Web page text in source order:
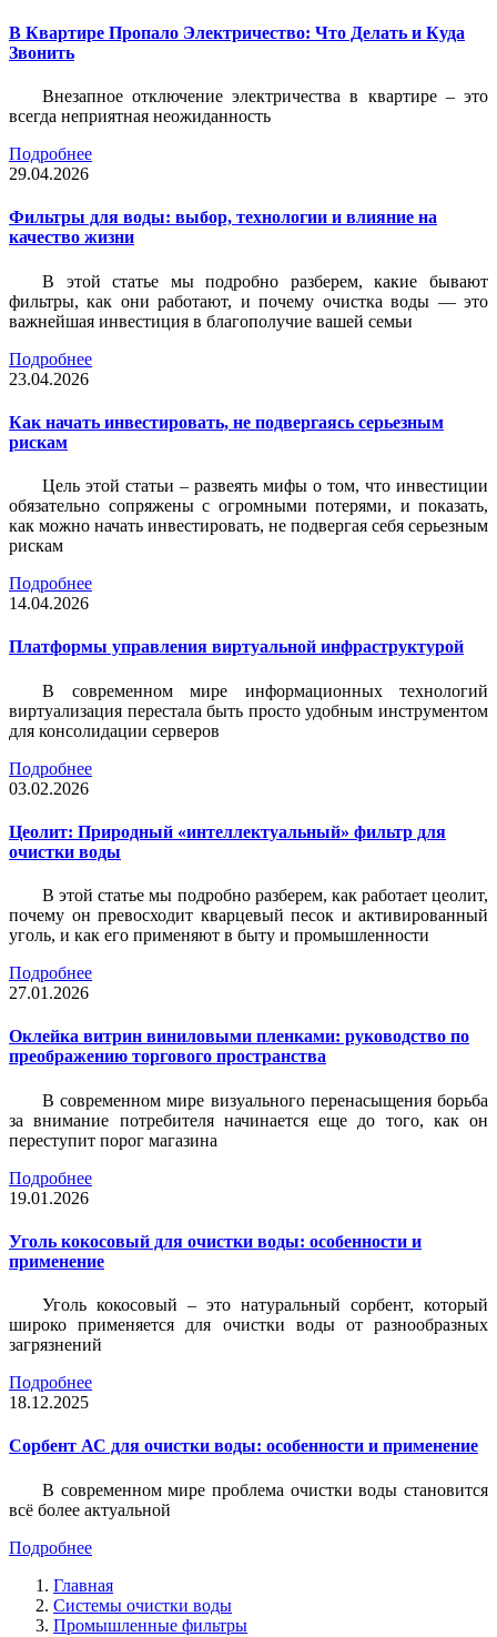
В Квартире Пропало Электричество: Что Делать и Куда
Звонить
Внезапное отключение электричества в квартире – это
всегда неприятная неожиданность
Подробнее
29.04.2026
Фильтры для воды: выбор, технологии и влияние на
качество жизни
В этой статье мы подробно разберем, какие бывают
фильтры, как они работают, и почему очистка воды — это
важнейшая инвестиция в благополучие вашей семьи
Подробнее
23.04.2026
Как начать инвестировать, не подвергаясь серьезным
рискам
Цель этой статьи – развеять мифы о том, что инвестиции
обязательно сопряжены с огромными потерями, и показать,
как можно начать инвестировать, не подвергая себя серьезным
рискам
Подробнее
14.04.2026
Платформы управления виртуальной инфраструктурой
В современном мире информационных технологий
виртуализация перестала быть просто удобным инструментом
для консолидации серверов
Подробнее
03.02.2026
Цеолит: Природный «интеллектуальный» фильтр для
очистки воды
В этой статье мы подробно разберем, как работает цеолит,
почему он превосходит кварцевый песок и активированный
уголь, и как его применяют в быту и промышленности
Подробнее
27.01.2026
Оклейка витрин виниловыми пленками: руководство по
преображению торгового пространства
В современном мире визуального перенасыщения борьба
за внимание потребителя начинается еще до того, как он
переступит порог магазина
Подробнее
19.01.2026
Уголь кокосовый для очистки воды: особенности и
применение
Уголь кокосовый – это натуральный сорбент, который
широко применяется для очистки воды от разнообразных
загрязнений
Подробнее
18.12.2025
Сорбент АС для очистки воды: особенности и применение
В современном мире проблема очистки воды становится
всё более актуальной
Подробнее
Главная
Системы очистки воды
Промышленные фильтры